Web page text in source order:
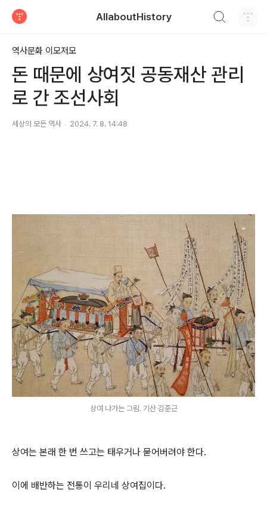
AllaboutHistory
역사문화 이모저모
돈 때문에 상여짓 공동재산 관리
로 간 조선사회
세상의 모든 역사 2024. 7. 8. 14:48
상여 나가는 그림. 기산 김준근
상여는 본래 한 번 쓰고는 태우거나 묻어버려야 한다.
이에 배반하는 전통이 우리네 상여집이다.